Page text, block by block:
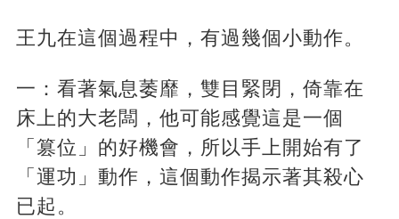
王九在這個過程中，有過幾個小動作。
一：看著氣息萎靡，雙目緊閉，倚靠在
床上的大老闆，他可能感覺這是一個
「篡位」的好機會，所以手上開始有了
「運功」動作，這個動作揭示著其殺心
已起。